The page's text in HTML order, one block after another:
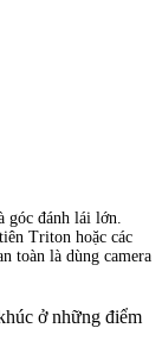
góc đánh lái lớn.
Triton hoặc các
toàn là dùng camera
ở những điểm